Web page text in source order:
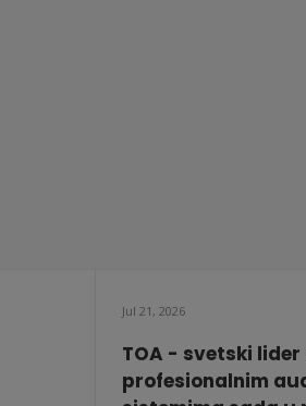
Jul 21, 2026
TOA - svetski lider
profesionalnim